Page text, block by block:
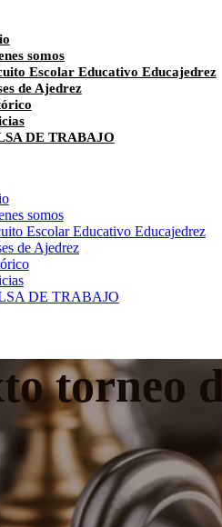
somos
Escolar Educativo Educajedrez
de Ajedrez
DE TRABAJO
somos
Escolar Educativo Educajedrez
de Ajedrez
DE TRABAJO
torneo